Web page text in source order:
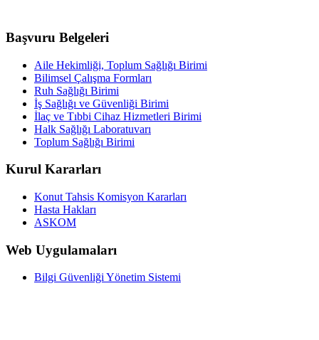
Başvuru Belgeleri
Aile Hekimliği, Toplum Sağlığı Birimi
Bilimsel Çalışma Formları
Ruh Sağlığı Birimi
İş Sağlığı ve Güvenliği Birimi
İlaç ve Tıbbi Cihaz Hizmetleri Birimi
Halk Sağlığı Laboratuvarı
Toplum Sağlığı Birimi
Kurul Kararları
Konut Tahsis Komisyon Kararları
Hasta Hakları
ASKOM
Web Uygulamaları
Bilgi Güvenliği Yönetim Sistemi